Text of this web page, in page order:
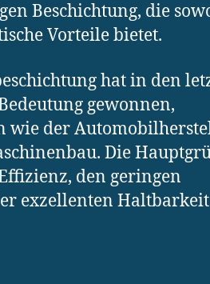
Beschichtung, die
Vorteile bietet.
hat in den
gewonnen,
wie der
Die
den geringen
exzellenten